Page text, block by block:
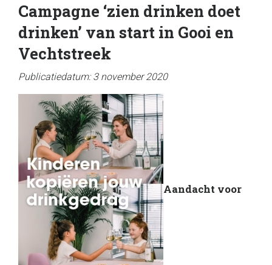
Campagne ‘zien drinken doet
drinken’ van start in Gooi en
Vechtstreek
Publicatiedatum: 3 november 2020
Aandacht voor